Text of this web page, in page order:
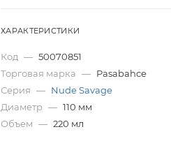
ХАРАКТЕРИСТИКИ
Код — 50070851
Торговая марка — Pasabahce
Серия — Nude Savage
Диаметр — 110 мм
Объем — 220 мл